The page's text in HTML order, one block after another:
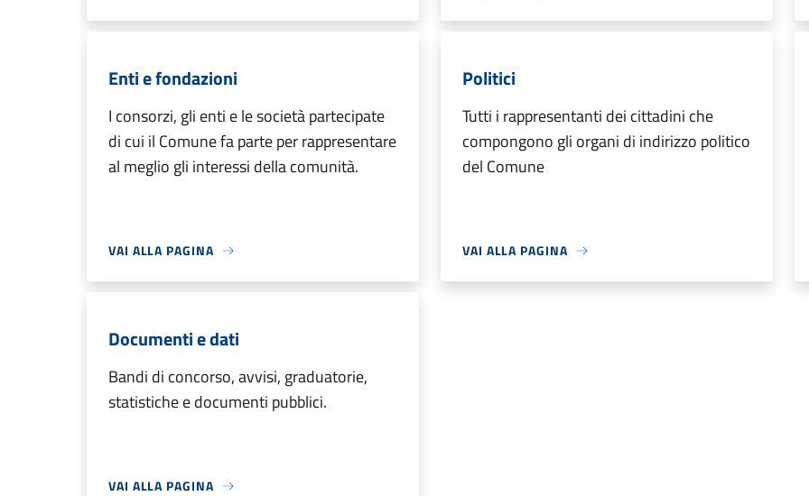
Enti e fondazioni
I consorzi, gli enti e le società partecipate
di cui il Comune fa parte per rappresentare
al meglio gli interessi della comunità.
VAI ALLA PAGINA
Politici
Tutti i rappresentanti dei cittadini che
compongono gli organi di indirizzo politico
del Comune
VAI ALLA PAGINA
Documenti e dati
Bandi di concorso, avvisi, graduatorie,
statistiche e documenti pubblici.
VAI ALLA PAGINA